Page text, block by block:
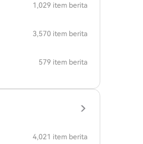
1,029 item berita
3,570 item berita
579 item berita
4,021 item berita